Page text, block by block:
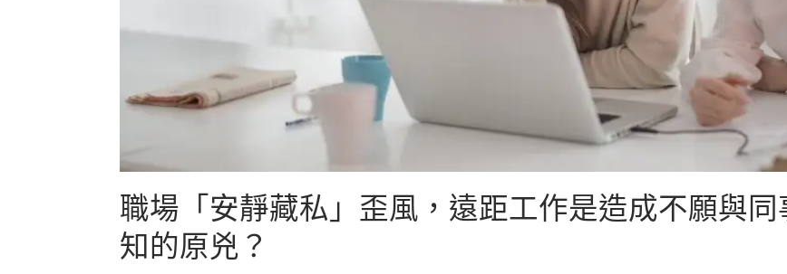
職場「安靜藏私」歪風，遠距工作是造成不願與同
知的原兇？